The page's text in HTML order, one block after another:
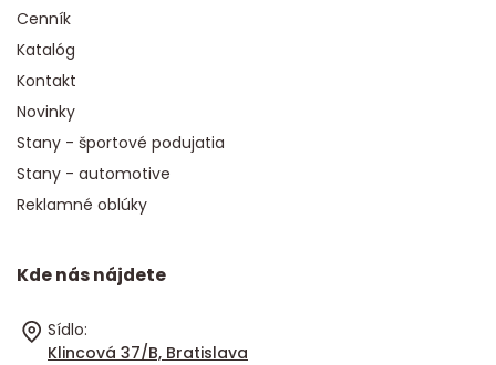
Cenník
Katalóg
Kontakt
Novinky
Stany - športové podujatia
Stany - automotive
Reklamné oblúky
Kde nás nájdete
Sídlo:
Klincová 37/B, Bratislava